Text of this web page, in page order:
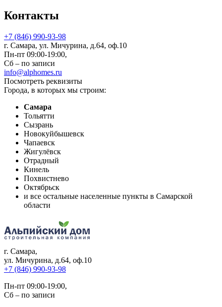
Контакты
+7 (846) 990-93-98
г. Самара, ул. Мичурина, д.64, оф.10
Пн-пт 09:00-19:00,
Сб – по записи
info@alphomes.ru
Посмотреть реквизиты
Города, в которых мы строим:
Самара
Тольятти
Сызрань
Новокуйбышевск
Чапаевск
Жигулёвск
Отрадный
Кинель
Похвистнево
Октябрьск
и все остальные населенные пункты в Самарской
области
г. Самара,
ул. Мичурина, д.64, оф.10
+7 (846) 990-93-98
Пн-пт 09:00-19:00,
Сб – по записи